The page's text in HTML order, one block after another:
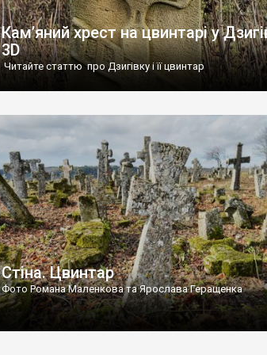
Кам’яний хрест на цвинтарі у
3D
Читайте статтю про Дзигівку і її цвинтар
Стіна. Цвинтар
Фото Романа Маленкова та Ярослава Геращенка